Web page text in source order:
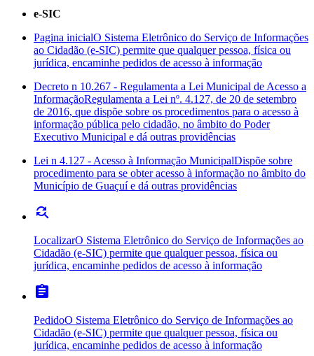
e-SIC
Pagina inicialO Sistema Eletrônico do Serviço de Informações
ao Cidadão (e-SIC) permite que qualquer pessoa, física ou
jurídica, encaminhe pedidos de acesso à informação
Decreto n 10.267 - Regulamenta a Lei Municipal de Acesso a
InformaçãoRegulamenta a Lei nº. 4.127, de 20 de setembro
de 2016, que dispõe sobre os procedimentos para o acesso à
informação pública pelo cidadão, no âmbito do Poder
Executivo Municipal e dá outras providências
Lei n 4.127 - Acesso à Informação MunicipalDispõe sobre
procedimento para se obter acesso à informação no âmbito do
Município de Guaçuí e dá outras providências
find_replace
LocalizarO Sistema Eletrônico do Serviço de Informações ao
Cidadão (e-SIC) permite que qualquer pessoa, física ou
jurídica, encaminhe pedidos de acesso à informação
assignment
PedidoO Sistema Eletrônico do Serviço de Informações ao
Cidadão (e-SIC) permite que qualquer pessoa, física ou
jurídica, encaminhe pedidos de acesso à informação